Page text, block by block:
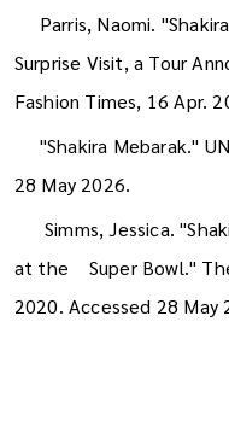
Parris, Naomi. "Shakira
Surprise Visit, a Tour
"Shakira Mebarak."
Simms, Jessica.
at the Super Bowl." The